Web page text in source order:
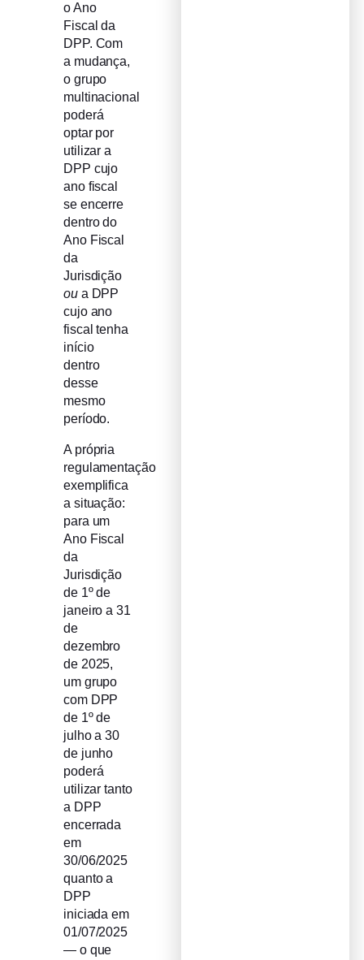
o Ano
Fiscal da
DPP. Com
a mudança,
o grupo
multinacional
poderá
optar por
utilizar a
DPP cujo
ano fiscal
se encerre
dentro do
Ano Fiscal
da
Jurisdição
oua DPP
cujo ano
fiscal tenha
início
dentro
desse
mesmo
período.
A própria
regulamentação
exemplifica
a situação:
para um
Ano Fiscal
da
Jurisdição
de 1º de
janeiro a 31
de
dezembro
de 2025,
um grupo
com DPP
de 1º de
julho a 30
de junho
poderá
utilizar tanto
a DPP
encerrada
em
30/06/2025
quanto a
DPP
iniciada em
01/07/2025
— o que